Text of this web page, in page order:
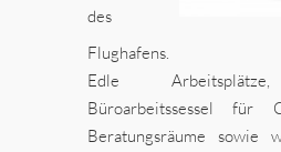
des
Flughafens.
Edle
Büroarbeitssessel für
Beratungsräume sowie